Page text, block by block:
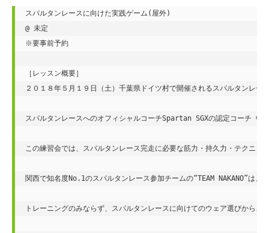
スパルタンレースに向けた実践ゲーム(屋外)
@ 未定
※要事前予約
［レッスン概要］
２０１８年５月１９日（土）千葉県ドイツ村で開催されるスパルタンレー
スパルタンレースへのオフィシャルコーチSpartan SGXの認定コーチ
この練習会では、スパルタンレース完走に必要な筋力・持久力・テクニ
関西で知名度No.1のスパルタンレース参加チームの“TEAM NAKANO”は
トレーニングのみならず、スパルタンレースに向けてのウェア選びから、